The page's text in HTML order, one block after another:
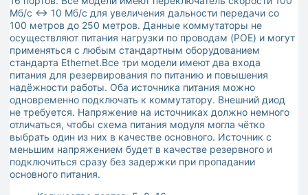
Мб/с <-> 10 Мб/с для увеличения дальности передачи со
100 метров до 250 метров. Данные коммутаторы не
осуществляют питания нагрузки по проводам (POE) и могут
применяться с любым стандартным оборудованием
стандарта Ethernet.Все три модели имеют два входа
питания для резервирования по питанию и повышения
надёжности работы. Оба источника питания можно
одновременно подключать к коммутатору. Внешний диод
не требуется. Напряжение на источниках должно немного
отличаться, чтобы схема питания модуля могла чётко
выбрать один из них в качестве основного. Источник с
меньшим напряжением будет в качестве резервного и
подключиться сразу без задержки при пропадании
основного питания.